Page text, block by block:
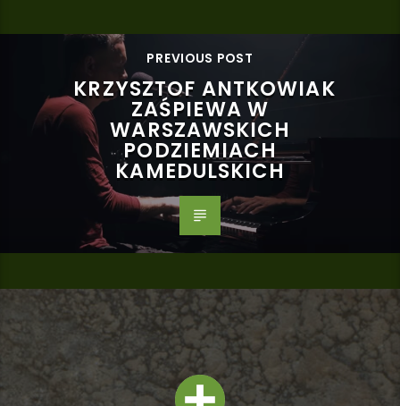
PREVIOUS POST
KRZYSZTOF ANTKOWIAK
ZAŚPIEWA W
WARSZAWSKICH
PODZIEMIACH
KAMEDULSKICH